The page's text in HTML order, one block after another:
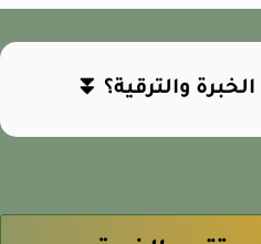
والترقية؟ ⏬